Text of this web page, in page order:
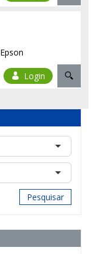
Login
Pesquisar